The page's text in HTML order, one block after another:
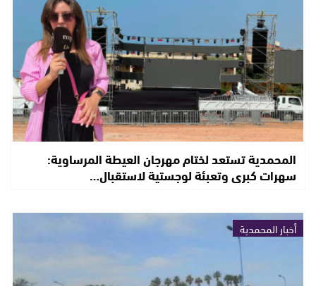
المحمدية تستعد لختام مهرجان العيطة المرساوية:
سهرات كبرى وتعبئة لوجستية لاستقبال…
أخبار المحمدية